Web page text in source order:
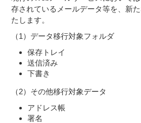
存されているメールデータ等を、新
たします。
（1）データ移行対象フォルダ
保存トレイ
送信済み
下書き
（2）その他移行対象データ
アドレス帳
署名